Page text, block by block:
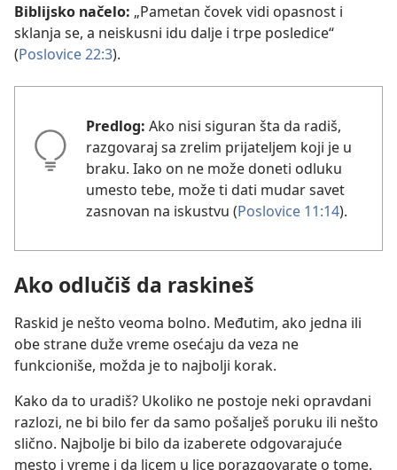
Biblijsko načelo: „Pametan čovek vidi opasnost i
sklanja se, a neiskusni idu dalje i trpe posledice“
(Poslovice 22:3).
Predlog: Ako nisi siguran šta da radiš,
razgovaraj sa zrelim prijateljem koji je u
braku. Iako on ne može doneti odluku
umesto tebe, može ti dati mudar savet
zasnovan na iskustvu (Poslovice 11:14).
Ako odlučiš da raskineš
Raskid je nešto veoma bolno. Međutim, ako jedna ili
obe strane duže vreme osećaju da veza ne
funkcioniše, možda je to najbolji korak.
Kako da to uradiš? Ukoliko ne postoje neki opravdani
razlozi, ne bi bilo fer da samo pošalješ poruku ili nešto
slično. Najbolje bi bilo da izaberete odgovarajuće
mesto i vreme i da licem u lice porazgovarate o tome.